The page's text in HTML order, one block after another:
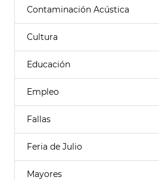
Contaminación Acústica
Cultura
Educación
Empleo
Fallas
Feria de Julio
Mayores